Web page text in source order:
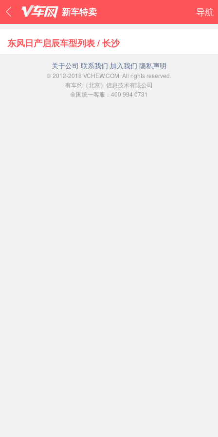
新车特卖 导航
东风日产启辰车型列表 / 长沙
关于公司 联系我们 加入我们 隐私声明
© 2012-2018 VCHEW.COM. All rights reserved.
有车约（北京）信息技术有限公司
全国统一客服：400 994 0731